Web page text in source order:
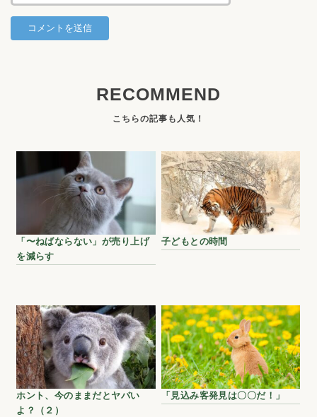
RECOMMEND
「〜ねばならない」が売り上げ
を減らす
子どもとの時間
ホント、今のままだとヤバい
よ？（２）
「見込み客発見は〇〇だ！」